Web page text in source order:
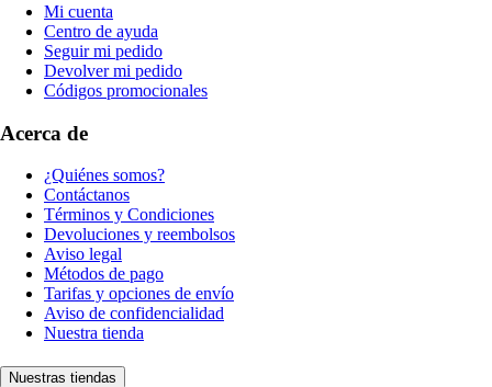
Mi cuenta
Centro de ayuda
Seguir mi pedido
Devolver mi pedido
Códigos promocionales
Acerca de
¿Quiénes somos?
Contáctanos
Términos y Condiciones
Devoluciones y reembolsos
Aviso legal
Métodos de pago
Tarifas y opciones de envío
Aviso de confidencialidad
Nuestra tienda
Nuestras tiendas